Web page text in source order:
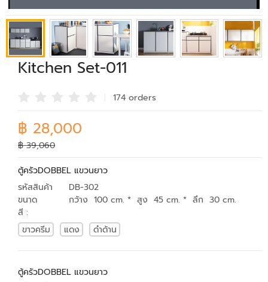
Kitchen Set-011
174 orders
฿ 28,000
฿ 39,060
ตู้ครัวDOBBEL แขวนยาว
รหัสสินค้า
DB-302
ขนาด
กว้าง 100 cm. * สูง 45 cm. * ลึก 30 cm.
สี :
ขาวครีม
แดง ดำด้าน
ตู้ครัวDOBBEL แขวนยาว